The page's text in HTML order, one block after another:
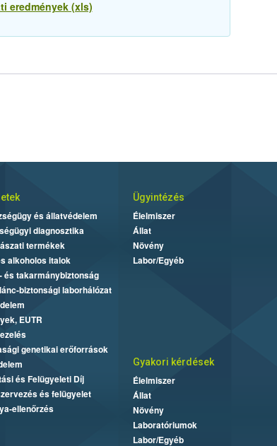
eredmények (xls)
és állatvédelem
diagnosztika
termékek
alkoholos italok
és takarmánybiztonság
biztonsági laborhálózat
EUTR
genetikai erőforrások
és Felügyeleti Díj
és felügyelet
ellenőrzés
Ügyintézés
Élelmiszer
Állat
Növény
Labor/Egyéb
Gyakori kérdések
Élelmiszer
Állat
Növény
Laboratóriumok
Labor/Egyéb